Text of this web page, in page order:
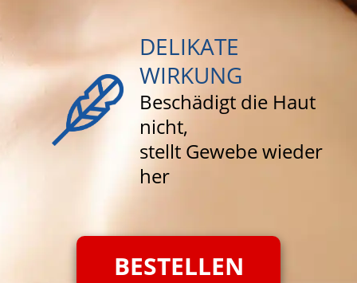
DELIKATE
WIRKUNG
Beschädigt die Haut
nicht,
stellt Gewebe wieder
her
BESTELLEN